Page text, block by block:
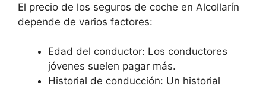
El precio de los seguros de coche en Alcollarín
depende de varios factores:
Edad del conductor: Los conductores
jóvenes suelen pagar más.
Historial de conducción: Un historial